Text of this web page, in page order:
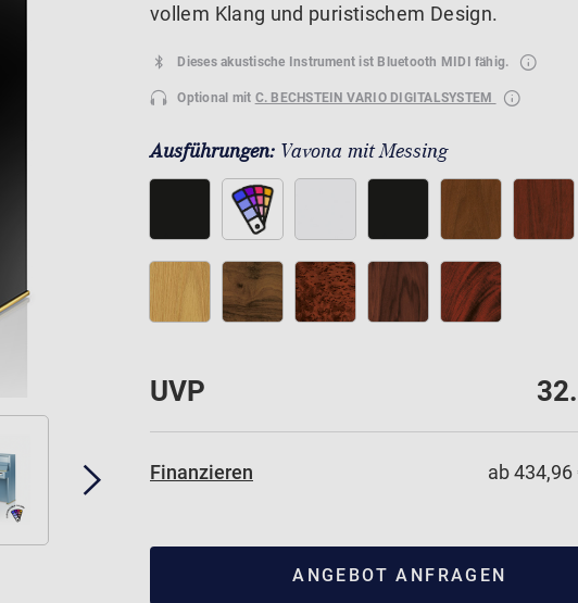
vollem Klang und puristischem Design.
Dieses akustische Instrument ist Bluetooth MIDI fähig.
Optional mit C. BECHSTEIN VARIO DIGITALSYSTEM
Ausführungen: Vavona mit Messing
UVP
Finanzieren ab 434,96
ANGEBOT ANFRAGEN